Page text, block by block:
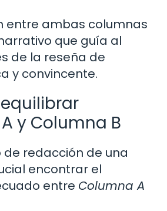
entre ambas columnas
que guía al
de la reseña de
y convincente.
y Columna B
de redacción de una
encontrar el
entre Columna A